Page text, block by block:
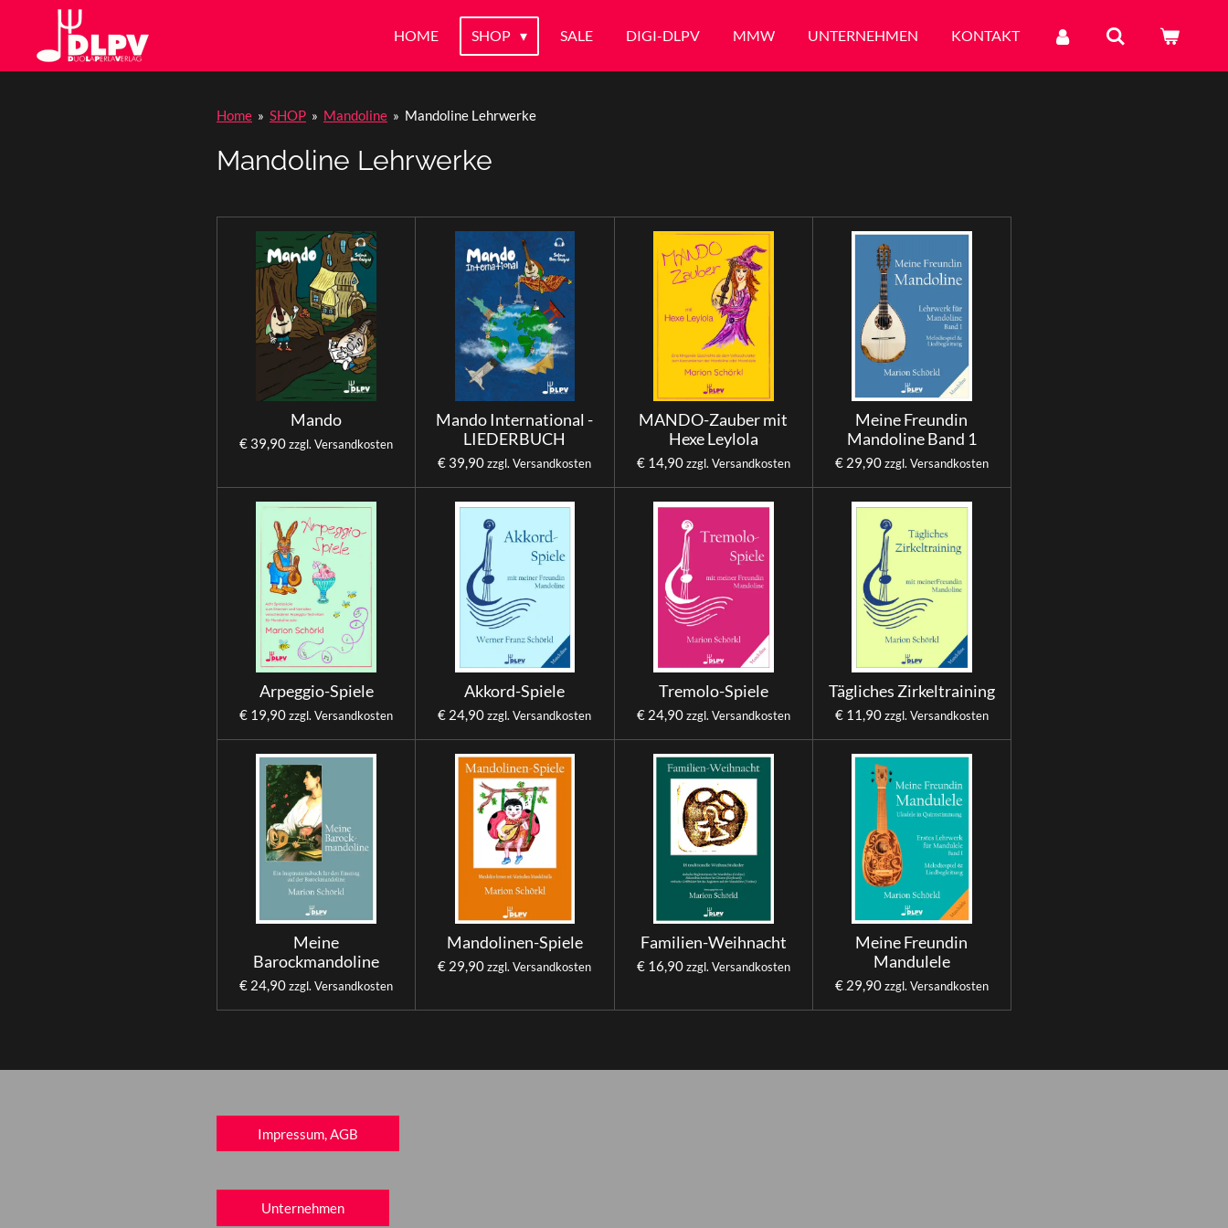
Hauptinhalt
springen
HOME SHOP SALE DIGI-DLPV MMW UNTERNEHMEN KONTAKT
Home » SHOP » Mandoline » Mandoline Lehrwerke
Mandoline Lehrwerke
Mando
€ 39,90zzgl. Versandkosten
Mando International -
LIEDERBUCH
€ 39,90 zzgl. Versandkosten
MANDO-Zauber mit
Hexe Leylola
€ 14,90 zzgl. Versandkosten
Meine Freundin
Mandoline Band 1
€ 29,90zzgl. Versandkosten
Arpeggio-Spiele
€ 19,90zzgl. Versandkosten
Akkord-Spiele
€ 24,90 zzgl. Versandkosten
Tremolo-Spiele
€ 24,90 zzgl. Versandkosten
Tägliches Zirkeltraining
€ 11,90zzgl. Versandkosten
Meine
Barockmandoline
€ 24,90zzgl. Versandkosten
Mandolinen-Spiele
€ 29,90 zzgl. Versandkosten
Familien-Weihnacht
€ 16,90 zzgl. Versandkosten
Meine Freundin
Mandulele
€ 29,90zzgl. Versandkosten
Impressum, AGB
Unternehmen